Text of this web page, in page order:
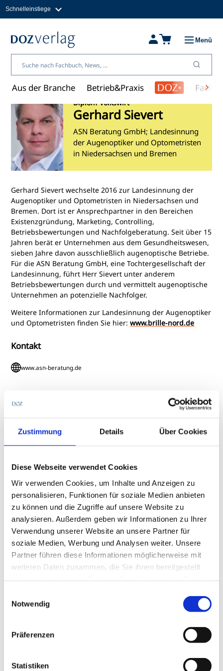
Zustimmung Details Über Cookies
Diese Webseite verwendet Cookies
Wir verwenden Cookies, um Inhalte und Anzeigen zu
personalisieren, Funktionen für soziale Medien anbieten
zu können und die Zugriffe auf unsere Website zu
analysieren. Außerdem geben wir Informationen zu Ihrer
Verwendung unserer Website an unsere Partner für
soziale Medien, Werbung und Analysen weiter. Unsere
Partner führen diese Informationen möglicherweise mit
weiteren Daten zusammen, die Sie ihnen bereitgestellt
Notwendig
Präferenzen
Statistiken
Inhalt
Schnelleinstiege
Fachbücher & Shop
Über uns
Menü
Aus der Branche Betrieb&Praxis
Diplom-Volkswirt
Gerhard Sievert
ASN Beratung GmbH; Landesinnung
der Augenoptiker und Optometristen
in Niedersachsen und Bremen
Gerhard Sievert wechselte 2016 zur Landesinnung der
Augenoptiker und Optometristen in Niedersachsen und
Bremen. Dort ist er Ansprechpartner in den Bereichen
Existenzgründung, Marketing, Controlling,
Betriebsbewertungen und Nachfolgeberatung. Seit über 15
Jahren berät er Unternehmen aus dem Gesundheitswesen,
sieben Jahre davon ausschließlich augenoptische Betriebe.
Für die ASN Beratung GmbH, eine Tochtergesellschaft der
Landesinnung, führt Herr Sievert unter anderem
Betriebsbewertungen durch und vermittelt augenoptische
Unternehmen an potenzielle Nachfolger.
Weitere Informationen zur Landesinnung der Augenoptiker
und Optometristen finden Sie hier:www.brille-nord.de
Kontakt
www.asn-beratung.de
Aktuelle Beiträge
Investieren und kalkulieren mit Augenmaß
Wann sich der Gerätekauf für
Investitionen gehören zum Alltag – ihre wirtschaftliche
Tragfähigkeit wird jedoch oft überschätzt. Gerhard Sievert
Augenoptiker Investitionen systematisch bewerten,
Trennung von Umsatz, Gewinn und Liquidität sowie ein
Betrieb & Praxis